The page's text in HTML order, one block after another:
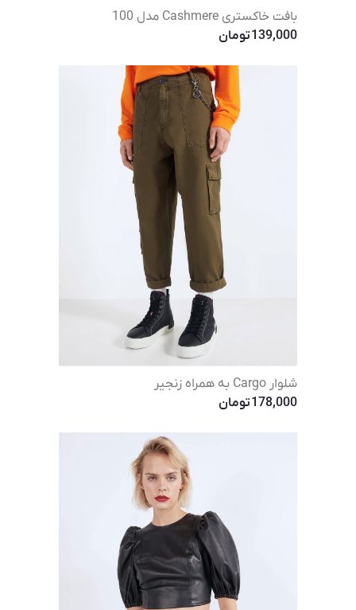
بافت خاکستری Cashmere مدل 100
139,000تومان
شلوار Cargo به همراه زنجیر
178,000تومان